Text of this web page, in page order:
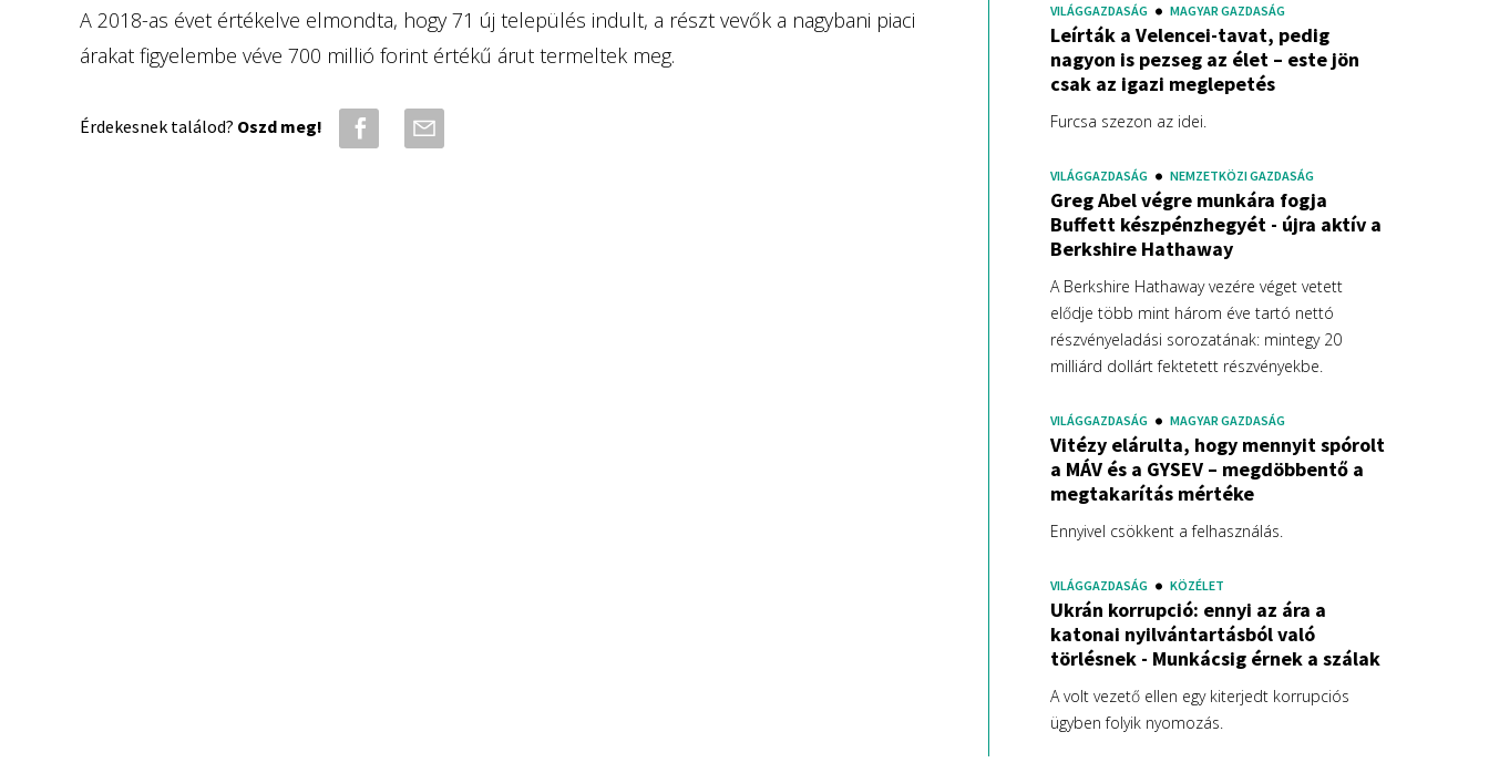
A 2018-as évet értékelve elmondta, hogy 71 új település indult, a részt vevők a nagybani piaci
árakat figyelembe véve 700 millió forint értékű árut termeltek meg.
Érdekesnek találod? Oszd meg!
VILÁGGAZDASÁG MAGYAR GAZDASÁG
Leírták a Velencei-tavat, pedig
nagyon is pezseg az élet – este jön
csak az igazi meglepetés
Furcsa szezon az idei.
VILÁGGAZDASÁG NEMZETKÖZI GAZDASÁG
Greg Abel végre munkára fogja
Buffett készpénzhegyét - újra aktív a
Berkshire Hathaway
A Berkshire Hathaway vezére véget vetett
elődje több mint három éve tartó nettó
részvényeladási sorozatának: mintegy 20
milliárd dollárt fektetett részvényekbe.
VILÁGGAZDASÁG MAGYAR GAZDASÁG
Vitézy elárulta, hogy mennyit spórolt
a MÁV és a GYSEV – megdöbbentő a
megtakarítás mértéke
Ennyivel csökkent a felhasználás.
VILÁGGAZDASÁG KÖZÉLET
Ukrán korrupció: ennyi az ára a
katonai nyilvántartásból való
törlésnek - Munkácsig érnek a szálak
A volt vezető ellen egy kiterjedt korrupciós
ügyben folyik nyomozás.